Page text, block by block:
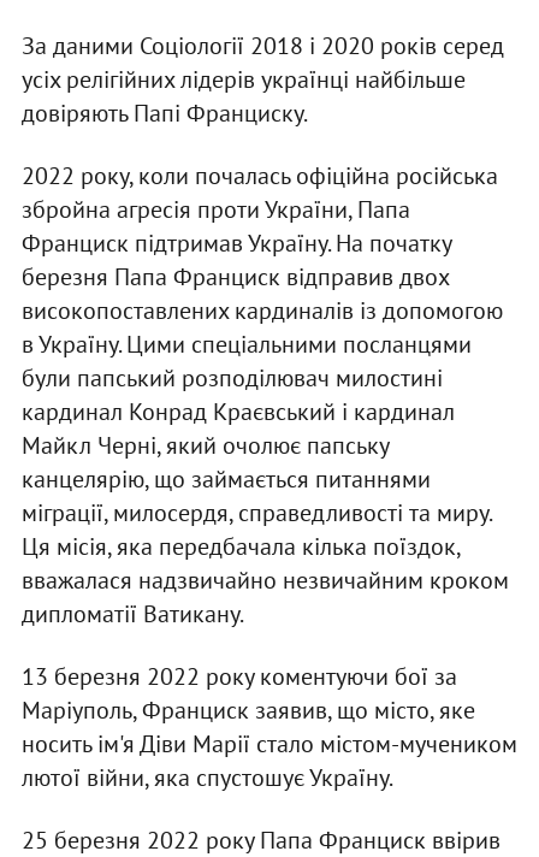
За даними Соціології 2018 і 2020 років серед
усіх релігійних лідерів українці найбільше
довіряють Папі Франциску.
2022 року, коли почалась офіційна російська
збройна агресія проти України, Папа
Франциск підтримав Україну. На початку
березня Папа Франциск відправив двох
високопоставлених кардиналів із допомогою
в Україну. Цими спеціальними посланцями
були папський розподілювач милостині
кардинал Конрад Краєвський і кардинал
Майкл Черні, який очолює папську
канцелярію, що займається питаннями
міграції, милосердя, справедливості та миру.
Ця місія, яка передбачала кілька поїздок,
вважалася надзвичайно незвичайним кроком
дипломатії Ватикану.
13 березня 2022 року коментуючи бої за
Маріуполь, Франциск заявив, що місто, яке
носить ім'я Діви Марії стало містом-мучеником
лютої війни, яка спустошує Україну.
25 березня 2022 року Папа Франциск ввірив